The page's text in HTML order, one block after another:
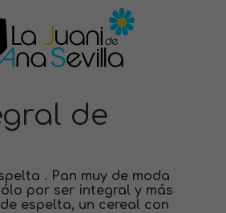
de
. Pan muy de moda
por ser integral y más
espelta, un cereal con